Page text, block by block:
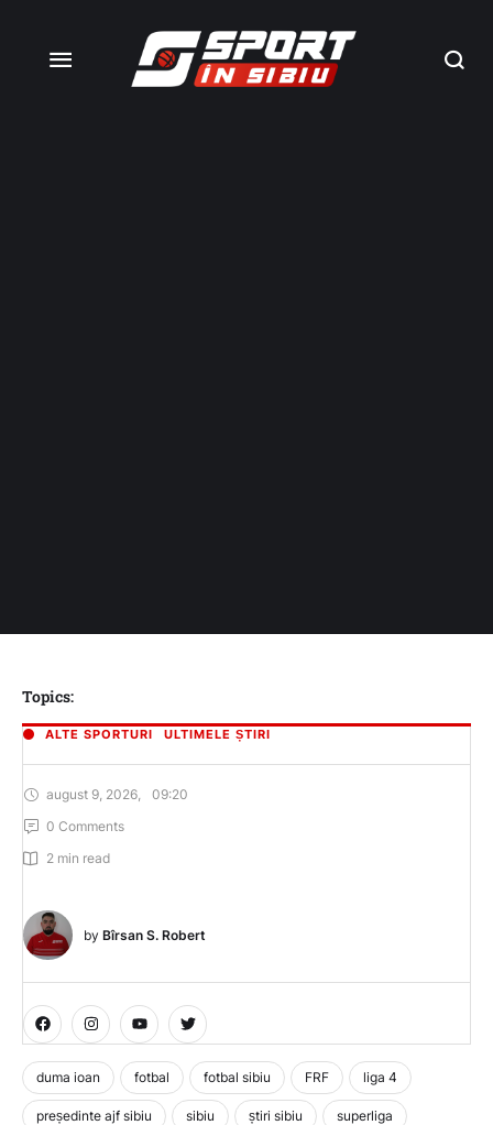
Topics:
ALTE SPORTURI ULTIMELE ȘTIRI
august 9, 2026
09:20
0 Comments
2 min read
by Bîrsan S. Robert
duma ioan fotbal fotbal sibiu FRF liga 4
președinte ajf sibiu sibiu știri sibiu superliga